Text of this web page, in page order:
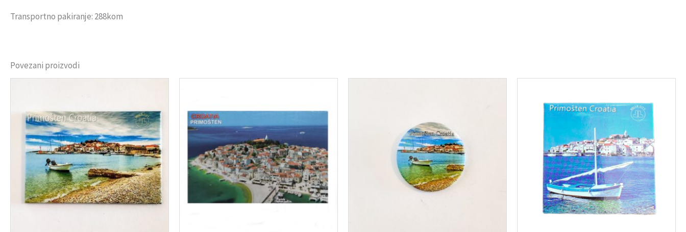
Transportno pakiranje: 288kom
Povezani proizvodi